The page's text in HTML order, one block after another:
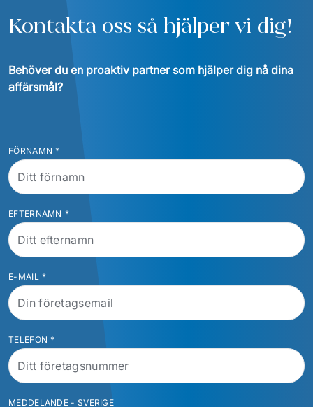
Kontakta oss så hjälper vi dig!
Behöver du en proaktiv partner som hjälper dig nå dina
affärsmål?
FÖRNAMN *
EFTERNAMN *
E-MAIL *
TELEFON *
MEDDELANDE - SVERIGE